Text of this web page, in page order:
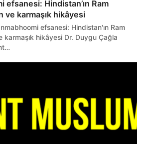
efsanesi: Hindistan’ın Ram
ve karmaşık hikâyesi
efsanesi: Hindistan'ın Ram
karmaşık hikâyesi Dr. Duygu Çağla